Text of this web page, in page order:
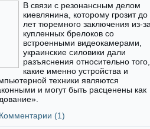
В связи с резонансным делом
киевлянина, которому грозит до
лет тюремного заключения из-
купленных брелоков со
встроенными видеокамерами,
украинские силовики дали
разъяснения относительно того,
какие именно устройства и
техники являются
и могут быть расценены как
Комментарии (1)